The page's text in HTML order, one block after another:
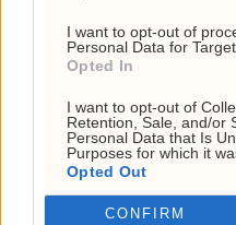
I want to opt-out of
Personal Data for
Opted In
I want to opt-out of
Retention, Sale, and/or
Personal Data that Is
Purposes for which it
Opted Out
CONFIRM